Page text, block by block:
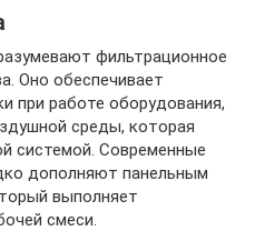
фильтрационное
Оно обеспечивает
при работе оборудования,
среды, которая
системой. Современные
дополняют панельным
выполняет
смеси.